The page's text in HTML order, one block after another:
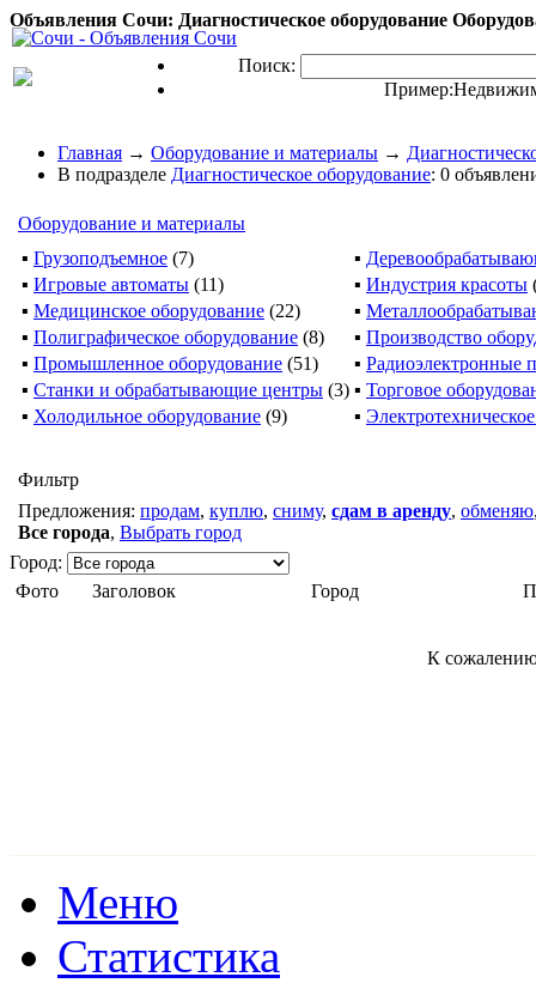
Объявления Сочи: Диагностическое оборудование
Поиск:
Пример:
Главная → Оборудование и материалы →
В подразделе Диагностическое оборудование: 0
Оборудование и материалы
▪ Грузоподъемное (7) ▪
▪ Игровые автоматы (11) ▪ Индустрия красоты
▪ Медицинское оборудование (22) ▪
▪ Полиграфическое оборудование (8) ▪ Производство
▪ Промышленное оборудование (51) ▪ Радиоэлектронные
▪ Станки и обрабатывающие центры (3) ▪ Торговое
▪ Холодильное оборудование (9) ▪
Фильтр
Предложения: продам, куплю, сниму, сдам в аренду, обменяю
Все города, Выбрать город
Город:
Фото
Заголовок Город
К
Меню
Статистика